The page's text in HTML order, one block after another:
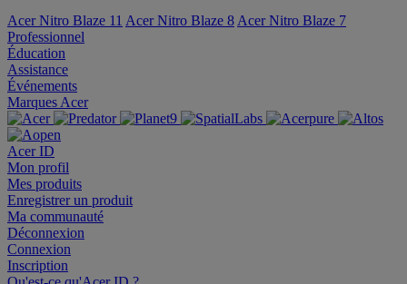
Acer Nitro Blaze 11 Acer Nitro Blaze 8 Acer Nitro Blaze 7
Professionnel
Éducation
Assistance
Événements
Marques Acer
Acer ID
Mon profil
Mes produits
Enregistrer un produit
Ma communauté
Déconnexion
Connexion
Inscription